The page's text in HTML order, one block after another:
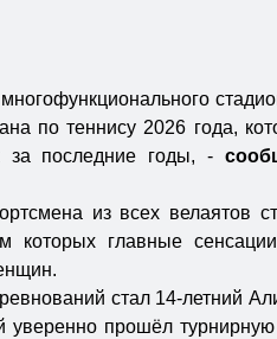
по теннису 2026 года,
за последние годы, -
из всех велаятов
которых главные
стал 14-летний
уверенно прошёл